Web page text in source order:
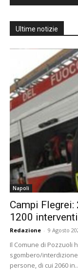
Ultime notizie
Napoli
Campi
1200
Redazione - 9 Agosto
Il Comune di Pozzuoli
sgombero/
persone, di cui 2060